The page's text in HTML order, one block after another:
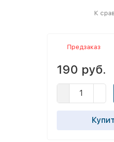
К
Предзаказ
190 руб.